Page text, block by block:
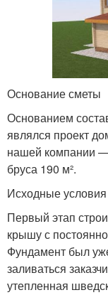
Основание сметы
Основанием
являлся проект
нашей компании
бруса 190 м².
Исходные условия
Первый этап
крышу с
Фундамент был
заливаться
утепленная